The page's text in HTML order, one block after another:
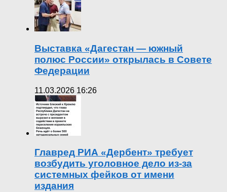
Выставка «Дагестан — южный
полюс России» открылась в Совете
Федерации
11.03.2026 16:26
Главред РИА «Дербент» требует
возбудить уголовное дело из-за
системных фейков от имени
издания